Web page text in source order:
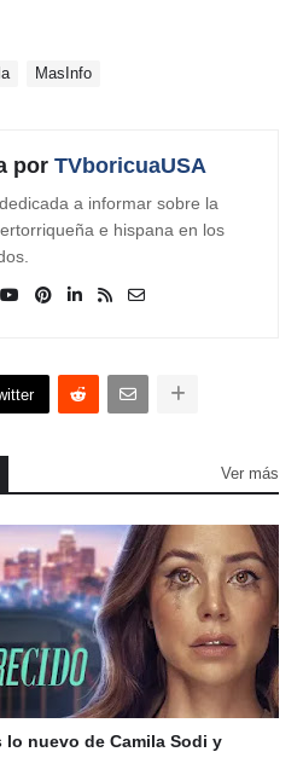
MasInfo
por TVboricuaUSA
a informar sobre la
e hispana en los
Ver más
nuevo de Camila Sodi y